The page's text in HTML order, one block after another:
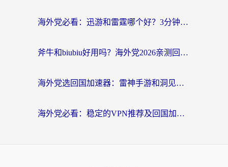
海外党必看：迅游和雷霆哪个好？3分钟教你选对回国加速器，无缝刷国内剧玩手游
斧牛和biubiu好用吗？海外党2026亲测回国加速器指南，附番茄加速器深度体验
海外党选回国加速器：雷神手游和洞见哪个好？附iPhone免费VPN推荐及ChickCNUfunR实测
海外党必看：稳定的VPN推荐及回国加速器选择全攻略——告别地域限制，轻松刷国内资源